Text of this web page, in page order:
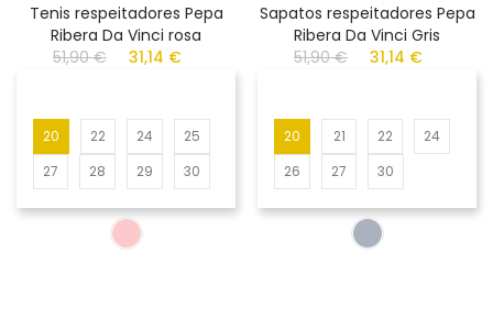
Tenis respeitadores Pepa
Ribera Da Vinci rosa
51,90 €
31,14 €
20 22 24
25
27
28 29 30
Sapatos respeitadores Pepa
Ribera Da Vinci Gris
51,90 €
31,14 €
20 21 22
24
26
27 30